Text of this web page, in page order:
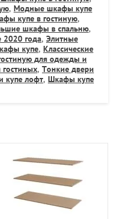
, Модные шкафы купе
купе в гостиную,
шкафы в спальню,
2020 года, Элитные
купе, Классические
для одежды и
, Тонкие двери
купе лофт, Шкафы купе